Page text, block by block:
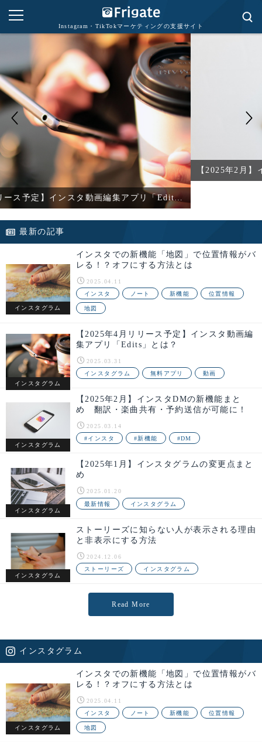
Instagram・TikTokマーケティングの支援サイト
【2025年4月リリース予定】インスタ動画編集アプリ「Edits」とは？
【2025年2月】インスタDMの新
最新の記事
インスタグラム
インスタでの新機能「地図」で位置情報がバ
レる！？オフにする方法とは
2025.04.11
インスタ
ノート 新機能 位置情報
地図
インスタグラム
【2025年4月リリース予定】インスタ動画編
集アプリ「Edits」とは？
2025.03.31
インスタグラム
無料アプリ 動画
インスタグラム
【2025年2月】インスタDMの新機能まと
め 翻訳・楽曲共有・予約送信が可能に！
2025.03.14
#インスタ
#新機能 #DM
インスタグラム
【2025年1月】インスタグラムの変更点まと
め
2025.01.20
最新情報
インスタグラム
インスタグラム
ストーリーズに知らない人が表示される理由
と非表示にする方法
2024.12.06
ストーリーズ
インスタグラム
Read More
インスタグラム
インスタグラム
インスタでの新機能「地図」で位置情報がバ
レる！？オフにする方法とは
2025.04.11
インスタ
ノート 新機能 位置情報
地図